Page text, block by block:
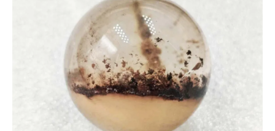
※掲載画像の商品そのものをお届けします。
※天然石のため、内包物・クラック・研磨由来の微細な跡が見
られる場合があります。
※モニター環境により、実物と色合いが異なって見える場合が
※ライト付き台座は付属しません（別売）。